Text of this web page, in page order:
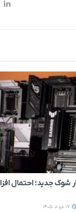
شوک جدید؛ احتمال